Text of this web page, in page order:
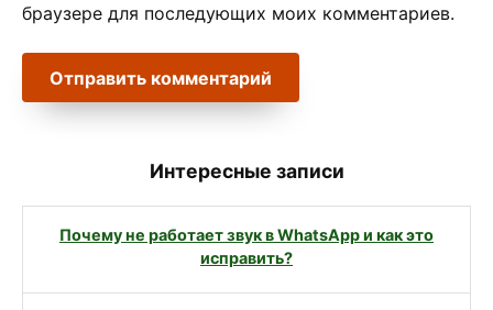
браузере для последующих моих комментариев.
Интересные записи
Почему не работает звук в WhatsApp и как это
исправить?